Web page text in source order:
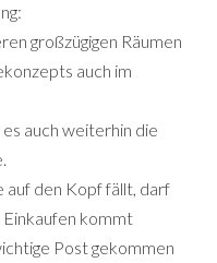
großzügigen Räumen
auch im
auch weiterhin die
auf den Kopf fällt, darf
Einkaufen kommt
Post gekommen